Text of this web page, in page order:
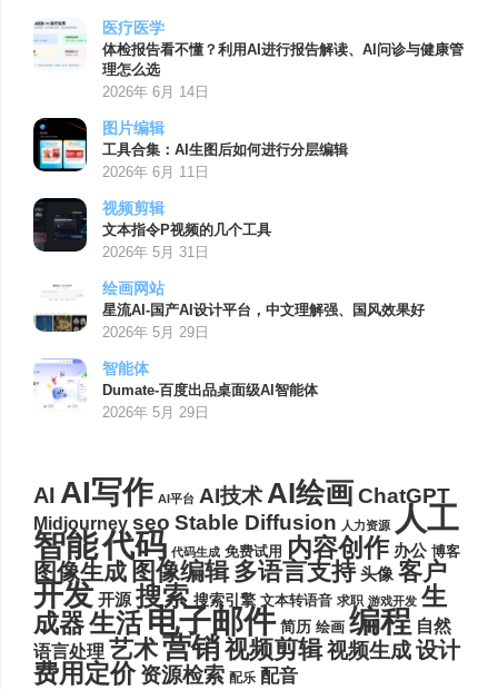
医疗医学
体检报告看不懂？利用AI进行报告解读、AI问诊与健康管
理怎么选
2026年 6月 14日
图片编辑
工具合集：AI生图后如何进行分层编辑
2026年 6月 11日
视频剪辑
文本指令P视频的几个工具
2026年 5月 31日
绘画网站
星流AI-国产AI设计平台，中文理解强、国风效果好
2026年 5月 29日
智能体
Dumate-百度出品桌面级AI智能体
2026年 5月 29日
AI AI写作 AI平台 AI技术AI绘画ChatGPT
Midjourney seo Stable Diffusion 人力资源 人工
智能代码 代码生成 免费试用 内容创作 办公 博客
图像生成 图像编辑 多语言支持 头像 客户
开发 开源 搜索 搜索引擎 文本转语音 求职 游戏开发 生
成器生活电子邮件 简历 绘画 编程 自然
语言处理 艺术营销视频剪辑视频生成设计
费用定价 资源检索 配乐 配音